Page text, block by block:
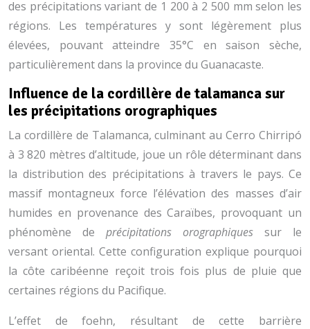
des précipitations variant de 1 200 à 2 500 mm selon les
régions. Les températures y sont légèrement plus
élevées, pouvant atteindre 35°C en saison sèche,
particulièrement dans la province du Guanacaste.
Influence de la cordillère de talamanca sur
les précipitations orographiques
La cordillère de Talamanca, culminant au Cerro Chirripó
à 3 820 mètres d’altitude, joue un rôle déterminant dans
la distribution des précipitations à travers le pays. Ce
massif montagneux force l’élévation des masses d’air
humides en provenance des Caraïbes, provoquant un
phénomène de précipitations orographiques sur le
versant oriental. Cette configuration explique pourquoi
la côte caribéenne reçoit trois fois plus de pluie que
certaines régions du Pacifique.
L’effet de foehn, résultant de cette barrière